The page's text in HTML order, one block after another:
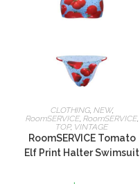
選擇規格
CLOTHING, NEW,
RoomSERVICE, RoomSERVICE,
TOP, VINTAGE
RoomSERVICE Tomato
Elf Print Halter Swimsuit